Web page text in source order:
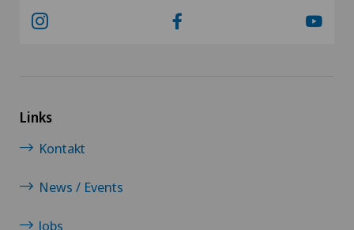
Links
Kontakt
News / Events
Jobs